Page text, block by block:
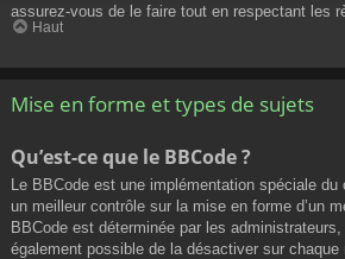
assurez-vous de le faire tout en respectant les
Haut
Mise en forme et types de sujets
Qu’est-ce que le BBCode ?
Le BBCode est une implémentation spéciale
un meilleur contrôle sur la mise en forme d’un
BBCode est déterminée par les
également possible de la désactiver sur